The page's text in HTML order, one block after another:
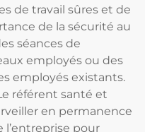
de travail sûres et de
de la sécurité au
séances de
employés ou des
employés existants.
référent santé et
en permanence
l’entreprise pour